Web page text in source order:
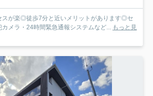
スが楽◎徒歩7分と近いメリットがあります◎セ
メラ・24時間緊急通報システムなど...
もっと見